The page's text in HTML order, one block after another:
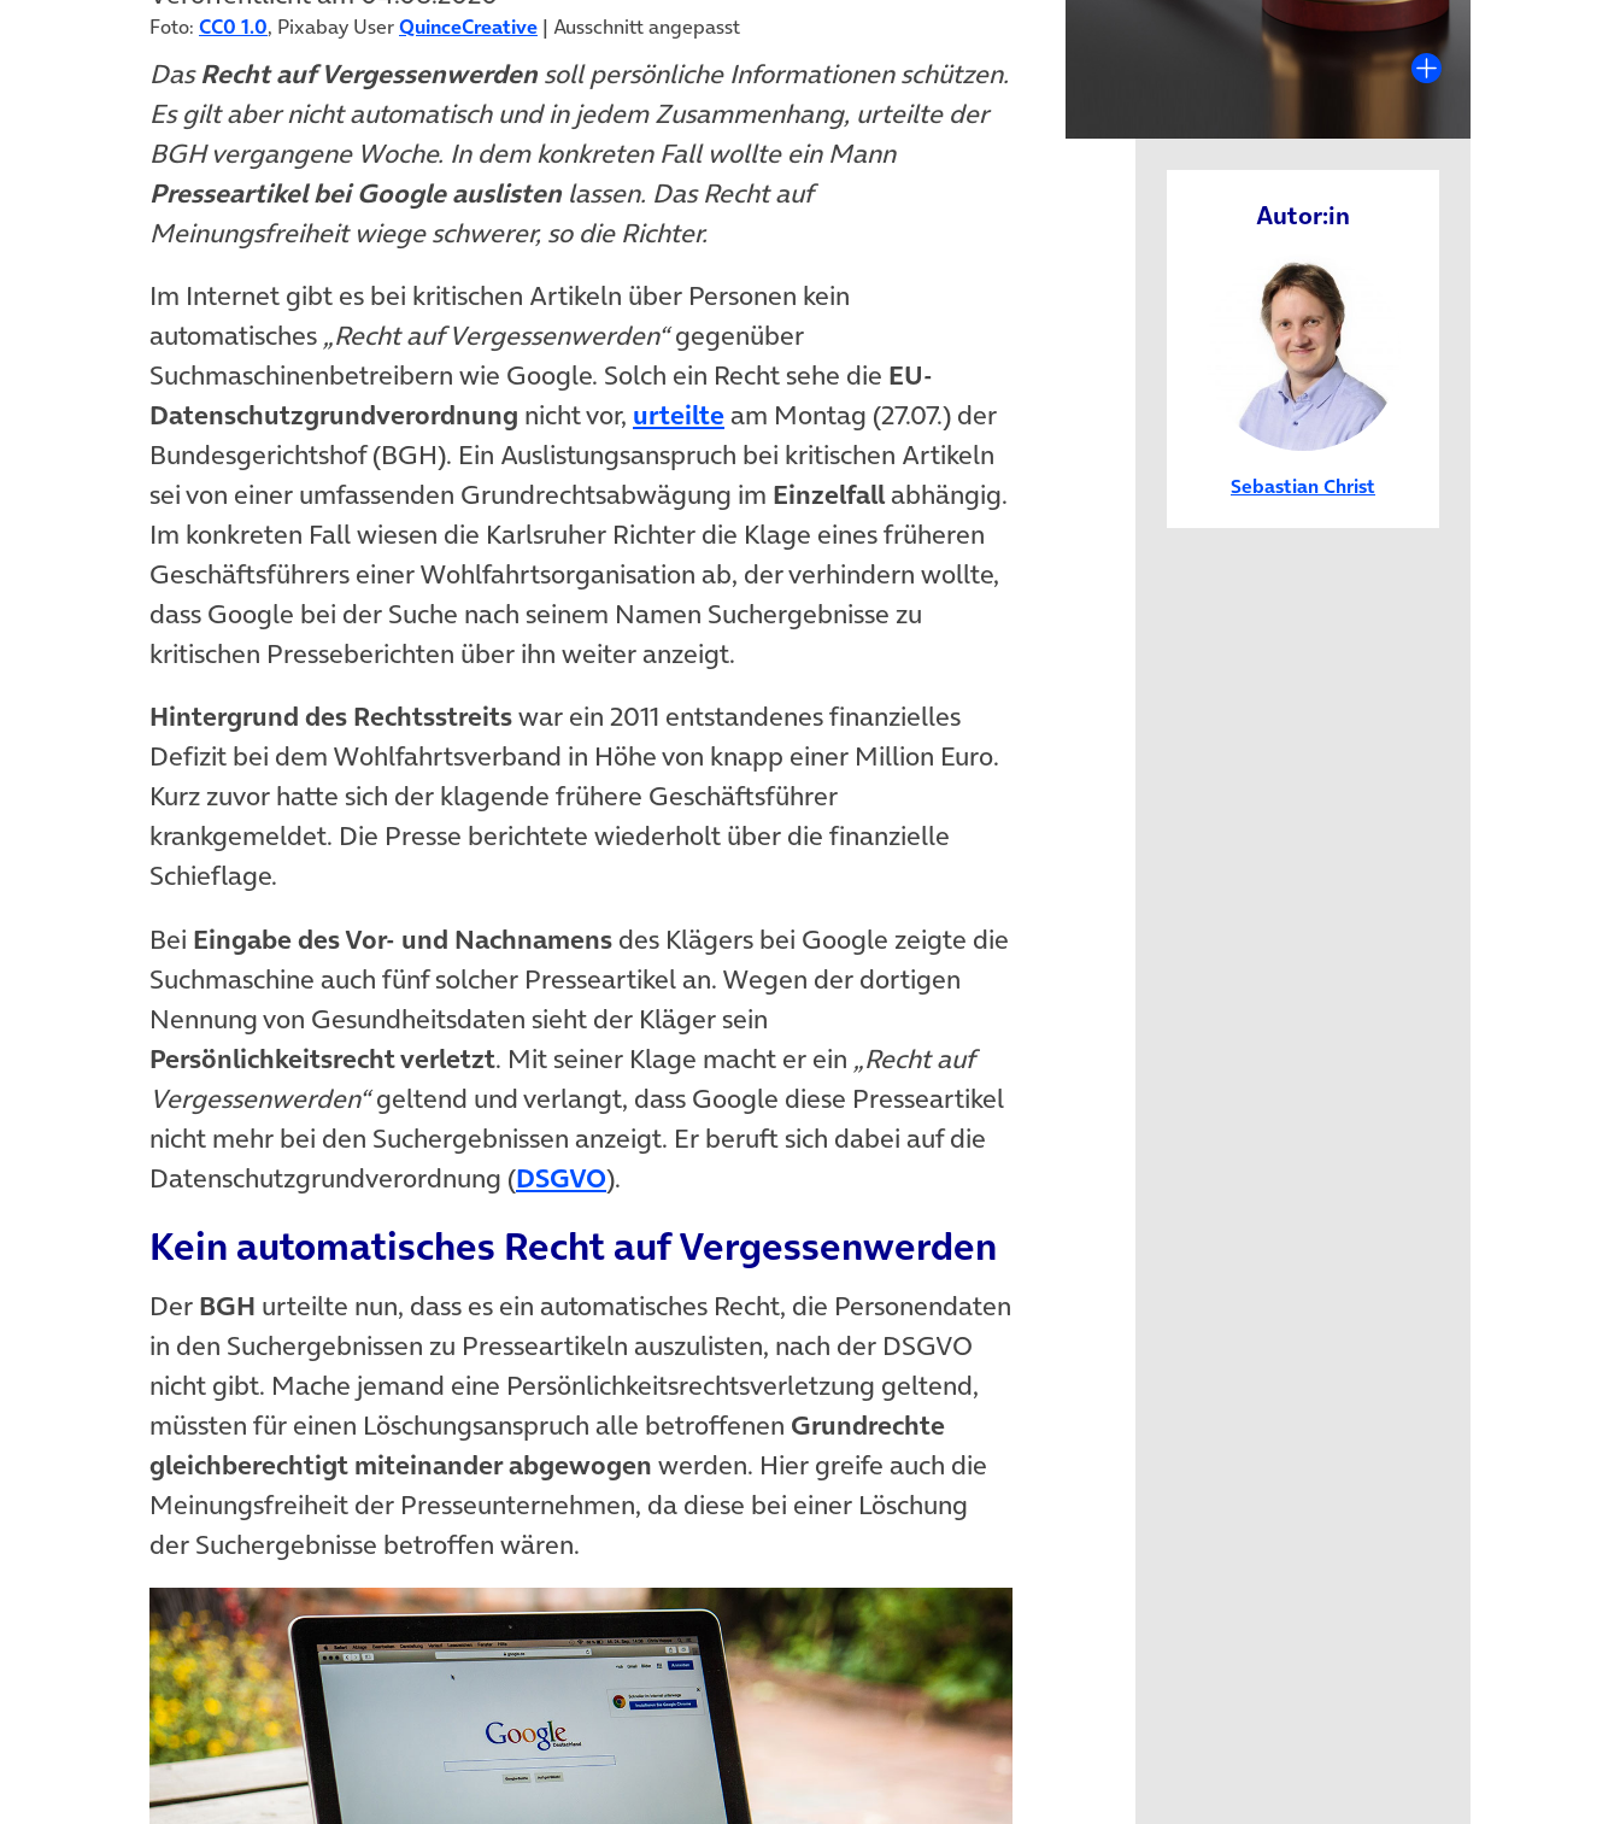
Foto: CC0 1.0, Pixabay UserQuinceCreative | Ausschnitt angepasst
DasRecht auf Vergessenwerden soll persönliche Informationen schützen.
Es gilt aber nicht automatisch und in jedem Zusammenhang, urteilte der
BGH vergangene Woche. In dem konkreten Fall wollte ein Mann
Presseartikel bei Google auslisten lassen. Das Recht auf
Meinungsfreiheit wiege schwerer, so die Richter.
Im Internet gibt es bei kritischen Artikeln über Personen kein
automatisches „Recht auf Vergessenwerden“gegenüber
Suchmaschinenbetreibern wie Google. Solch ein Recht sehe die EU-
Datenschutzgrundverordnung nicht vor, urteilte(öffnet in neuem Tab)
am Montag (27.07.) der
Bundesgerichtshof (BGH). Ein Auslistungsanspruch bei kritischen Artikeln
sei von einer umfassenden Grundrechtsabwägung im Einzelfallabhängig.
Im konkreten Fall wiesen die Karlsruher Richter die Klage eines früheren
Geschäftsführers einer Wohlfahrtsorganisation ab, der verhindern wollte,
dass Google bei der Suche nach seinem Namen Suchergebnisse zu
kritischen Presseberichten über ihn weiter anzeigt.
Hintergrund des Rechtsstreitswar ein 2011 entstandenes finanzielles
Defizit bei dem Wohlfahrtsverband in Höhe von knapp einer Million Euro.
Kurz zuvor hatte sich der klagende frühere Geschäftsführer
krankgemeldet. Die Presse berichtete wiederholt über die finanzielle
Schieflage.
Bei Eingabe des Vor- und Nachnamens des Klägers bei Google zeigte die
Suchmaschine auch fünf solcher Presseartikel an. Wegen der dortigen
Nennung von Gesundheitsdaten sieht der Kläger sein
Persönlichkeitsrecht verletzt. Mit seiner Klage macht er ein „Recht auf
Vergessenwerden“geltend und verlangt, dass Google diese Presseartikel
nicht mehr bei den Suchergebnissen anzeigt. Er beruft sich dabei auf die
Datenschutzgrundverordnung (DSGVO(öffnet in neuem Tab)
).
Kein automatisches Recht auf Vergessenwerden
Der BGH urteilte nun, dass es ein automatisches Recht, die Personendaten
in den Suchergebnissen zu Presseartikeln auszulisten, nach der DSGVO
nicht gibt. Mache jemand eine Persönlichkeitsrechtsverletzung geltend,
müssten für einen Löschungsanspruch alle betroffenen Grundrechte
gleichberechtigt miteinander abgewogen werden. Hier greife auch die
Meinungsfreiheit der Presseunternehmen, da diese bei einer Löschung
der Suchergebnisse betroffen wären.
Autor:in
Sebastian Christ